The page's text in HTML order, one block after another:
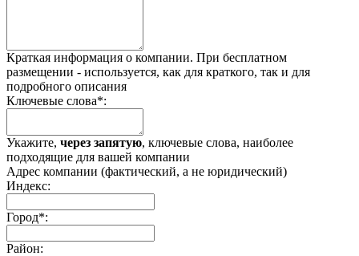
Краткая информация о компании. При бесплатном
размещении - используется, как для краткого, так и для
подробного описания
Ключевые слова*:
Укажите, через запятую, ключевые слова, наиболее
подходящие для вашей компании
Адрес компании (фактический, а не юридический)
Индекс:
Город*:
Район: